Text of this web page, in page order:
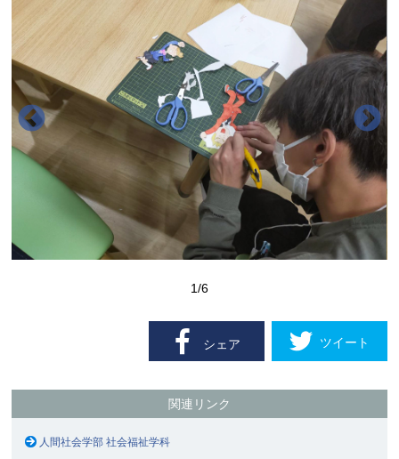
1/6
シェア ツイート
関連リンク
人間社会学部 社会福祉学科